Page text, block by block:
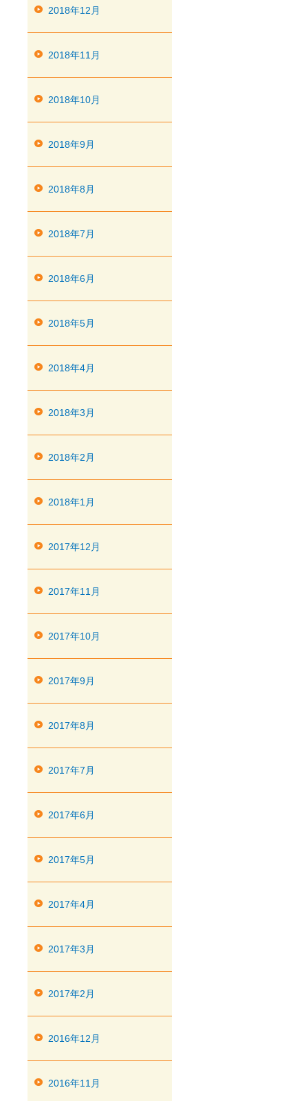
2018年12月
2018年11月
2018年10月
2018年9月
2018年8月
2018年7月
2018年6月
2018年5月
2018年4月
2018年3月
2018年2月
2018年1月
2017年12月
2017年11月
2017年10月
2017年9月
2017年8月
2017年7月
2017年6月
2017年5月
2017年4月
2017年3月
2017年2月
2016年12月
2016年11月